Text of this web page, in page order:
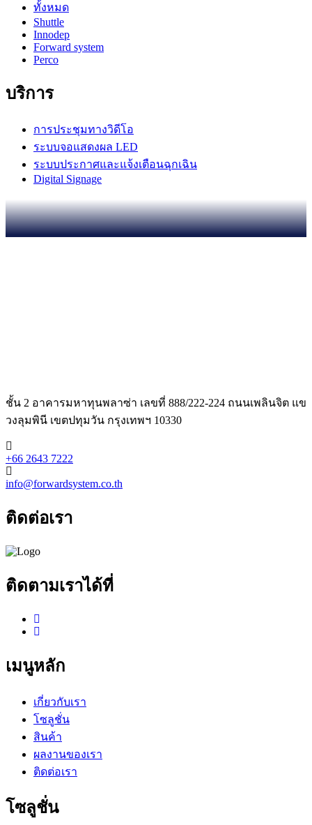
ทั้งหมด
Shuttle
Innodep
Forward system
Perco
บริการ
การประชุมทางวิดีโอ
ระบบจอแสดงผล LED
ระบบประกาศและแจ้งเตือนฉุกเฉิน
Digital Signage
ชั้น 2 อาคารมหาทุนพลาซ่า เลขที่ 888/222-224 ถนนเพลินจิต แข
วงลุมพินี เขตปทุมวัน กรุงเทพฯ 10330
+66 2643 7222
info@forwardsystem.co.th
ติดต่อเรา
ติดตามเราได้ที่
เมนูหลัก
เกี่ยวกับเรา
โซลูชั่น
สินค้า
ผลงานของเรา
ติดต่อเรา
โซลูชั่น